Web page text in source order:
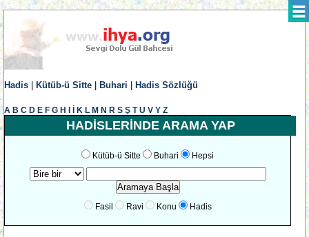
Hadis Kütüb-ü Sitte Buhari Hadis Sözlüğü
A B C D E F G H K L M N R S Ş T U V Y Z
HADİSLERİNDE ARAMA YAP
Kütüb-ü Sitte Buhari Hepsi
Fasil Ravi Konu Hadis